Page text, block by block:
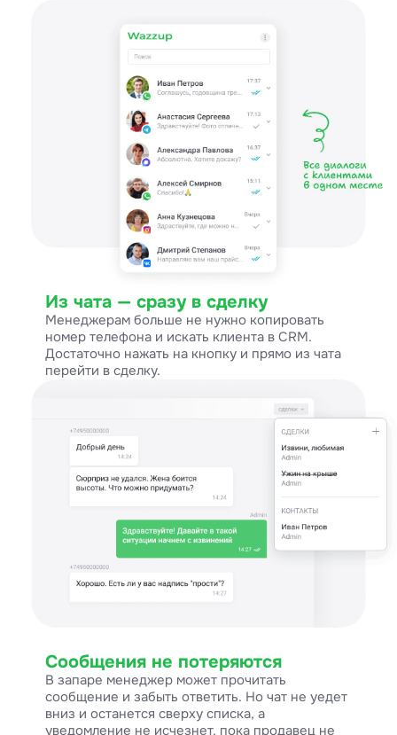
Из чата — сразу в сделку
Менеджерам больше не нужно копировать
номер телефона и искать клиента в CRM.
Достаточно нажать на кнопку и прямо из чата
перейти в сделку.
Сообщения не потеряются
В запаре менеджер может прочитать
сообщение и забыть ответить. Но чат не уедет
вниз и останется сверху списка, а
уведомление не исчезнет, пока продавец не